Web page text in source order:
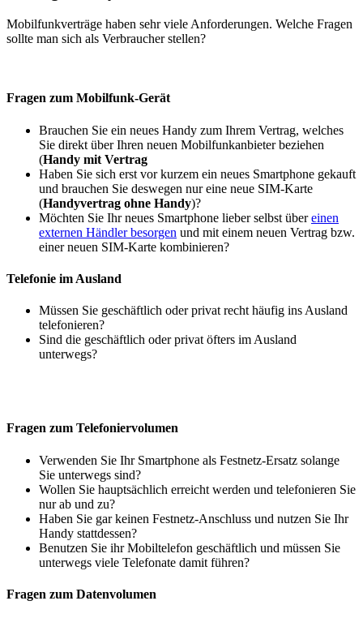
Mobilfunkverträge haben sehr viele Anforderungen. Welche Fragen
sollte man sich als Verbraucher stellen?
Fragen zum Mobilfunk-Gerät
Brauchen Sie ein neues Handy zum Ihrem Vertrag, welches
Sie direkt über Ihren neuen Mobilfunkanbieter beziehen
(Handy mit Vertrag
Haben Sie sich erst vor kurzem ein neues Smartphone gekauft
und brauchen Sie deswegen nur eine neue SIM-Karte
(Handyvertrag ohne Handy)?
Möchten Sie Ihr neues Smartphone lieber selbst übereinen
externen Händler besorgen und mit einem neuen Vertrag bzw.
einer neuen SIM-Karte kombinieren?
Telefonie im Ausland
Müssen Sie geschäftlich oder privat recht häufig ins Ausland
telefonieren?
Sind die geschäftlich oder privat öfters im Ausland
unterwegs?
Fragen zum Telefoniervolumen
Verwenden Sie Ihr Smartphone als Festnetz-Ersatz solange
Sie unterwegs sind?
Wollen Sie hauptsächlich erreicht werden und telefonieren Sie
nur ab und zu?
Haben Sie gar keinen Festnetz-Anschluss und nutzen Sie Ihr
Handy stattdessen?
Benutzen Sie ihr Mobiltelefon geschäftlich und müssen Sie
unterwegs viele Telefonate damit führen?
Fragen zum Datenvolumen